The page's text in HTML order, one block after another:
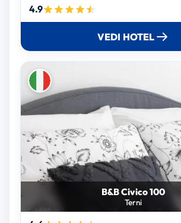
4.9
VEDI HOTEL
B&B Civico 100
Terni